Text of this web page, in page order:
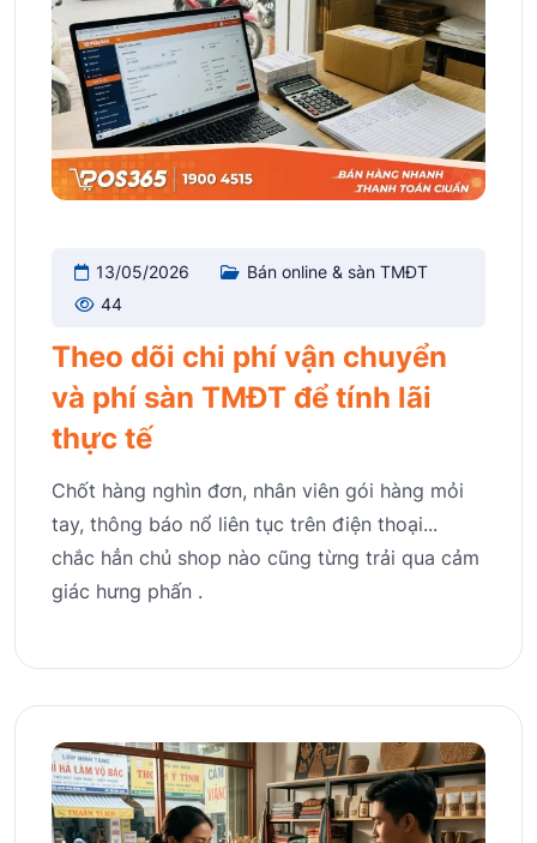
13/05/2026
Bán online & sàn TMĐT
44
Theo dõi chi phí vận chuyển
và phí sàn TMĐT để tính lãi
thực tế
Chốt hàng nghìn đơn, nhân viên gói hàng mỏi
tay, thông báo nổ liên tục trên điện thoại...
chắc hẳn chủ shop nào cũng từng trải qua cảm
giác hưng phấn .